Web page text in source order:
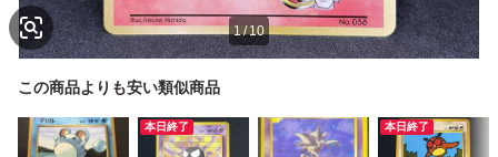
1/10
この商品よりも安い類似商品
本日終了 本日終了